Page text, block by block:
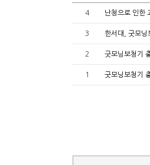
4 난청으로 인한
3 한서대, 굿모
2 굿모닝보청기
1 굿모닝보청기